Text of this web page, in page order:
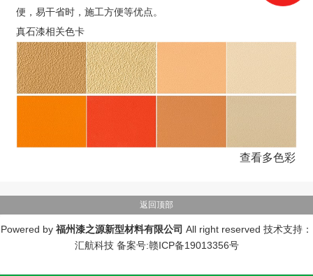
便，易干省时，施工方便等优点。
真石漆相关色卡
查看多色彩
返回顶部
Powered by 福州漆之源新型材料有限公司 All right reserved 技术支持：
汇航科技 备案号:赣ICP备19013356号